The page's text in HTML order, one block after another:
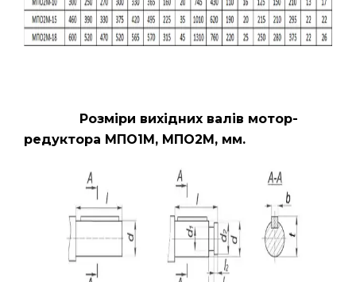
Розміри вихідних валів мотор-
редуктора МПО1М, МПО2М, мм.